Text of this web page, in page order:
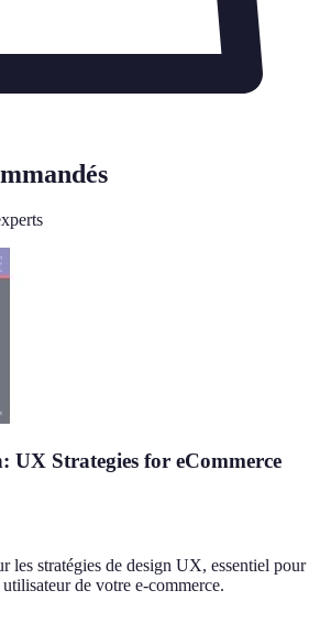
UX Strategies for eCommerce
les stratégies de design UX, essentiel pour
de votre e-commerce.